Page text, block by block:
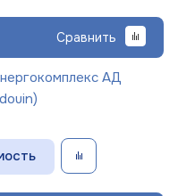
Сравнить
АД